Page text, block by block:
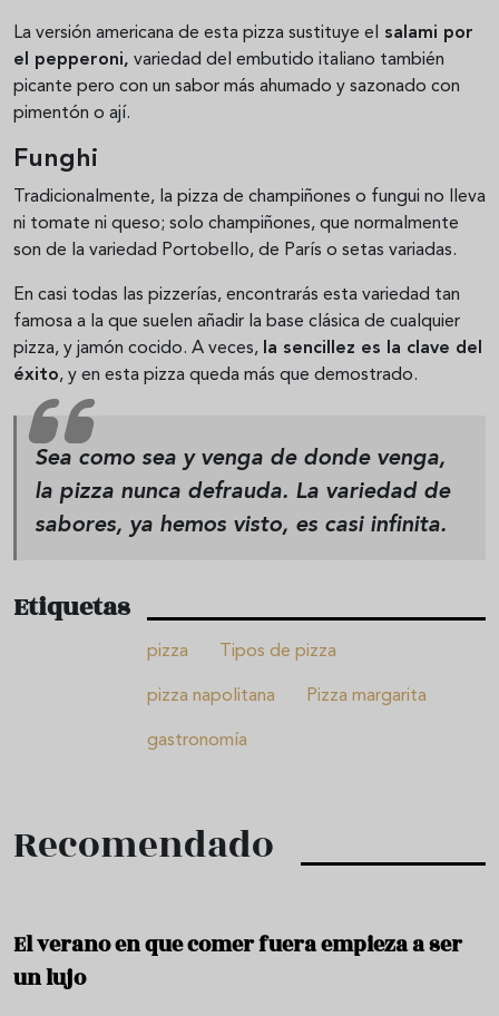
La versión americana de esta pizza sustituye el salami por
el pepperoni, variedad del embutido italiano también
picante pero con un sabor más ahumado y sazonado con
pimentón o ají.
Funghi
Tradicionalmente, la pizza de champiñones o fungui no lleva
ni tomate ni queso; solo champiñones, que normalmente
son de la variedad Portobello, de París o setas variadas.
En casi todas las pizzerías, encontrarás esta variedad tan
famosa a la que suelen añadir la base clásica de cualquier
pizza, y jamón cocido. A veces, la sencillez es la clave del
éxito, y en esta pizza queda más que demostrado.
Sea como sea y venga de donde venga,
la pizza nunca defrauda. La variedad de
sabores, ya hemos visto, es casi infinita.
Etiquetas
pizza Tipos de pizza
pizza napolitana Pizza margarita
gastronomía
Recomendado
El verano en que comer fuera empieza a ser
un lujo